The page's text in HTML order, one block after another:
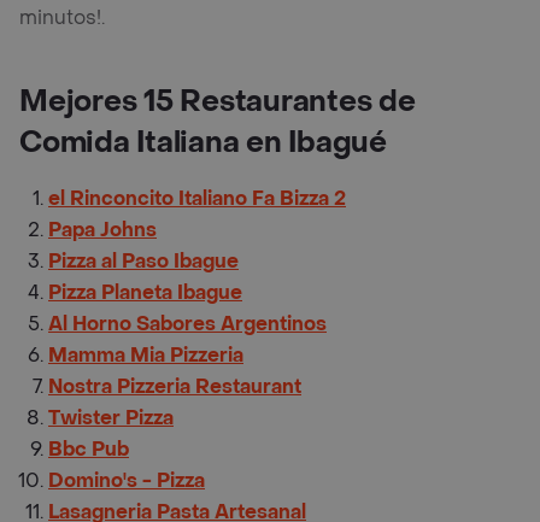
minutos!.
Mejores 15 Restaurantes de
Comida Italiana en Ibagué
el Rinconcito Italiano Fa Bizza 2
Papa Johns
Pizza al Paso Ibague
Pizza Planeta Ibague
Al Horno Sabores Argentinos
Mamma Mia Pizzeria
Nostra Pizzeria Restaurant
Twister Pizza
Bbc Pub
Domino's - Pizza
Lasagneria Pasta Artesanal